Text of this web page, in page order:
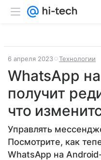
6 апреля 2023 Технологии
WhatsApp
получит
что
Управлять
Посмотрите, как
WhatsApp на